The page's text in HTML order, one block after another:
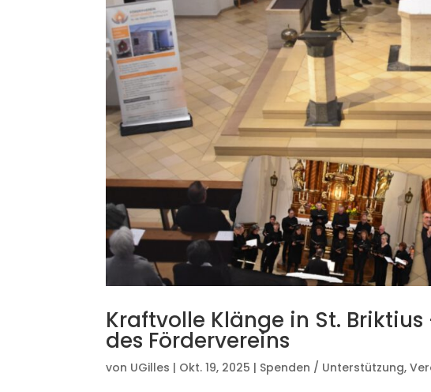
Kraftvolle Klänge in St.
des Fördervereins
von UGilles | Okt. 19, 2025 | Spenden / Unterstützung,